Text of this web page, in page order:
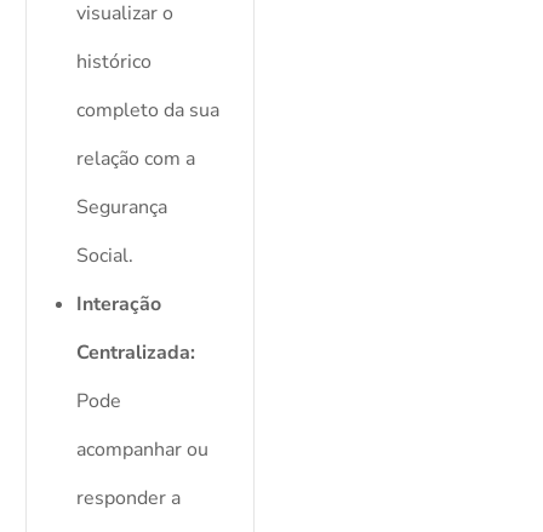
visualizar o
histórico
completo da sua
relação com a
Segurança
Social.
Interação
Centralizada:
Pode
acompanhar ou
responder a